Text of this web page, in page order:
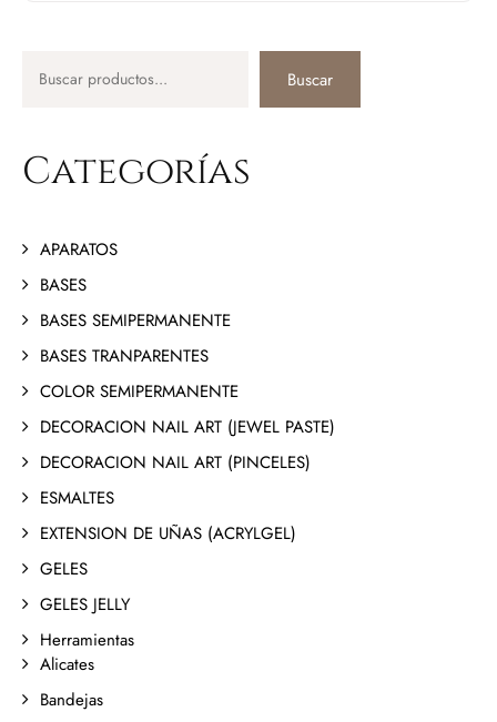
Buscar
Categorías
APARATOS
BASES
BASES SEMIPERMANENTE
BASES TRANPARENTES
COLOR SEMIPERMANENTE
DECORACION NAIL ART (JEWEL PASTE)
DECORACION NAIL ART (PINCELES)
ESMALTES
EXTENSION DE UÑAS (ACRYLGEL)
GELES
GELES JELLY
Herramientas
Alicates
Bandejas